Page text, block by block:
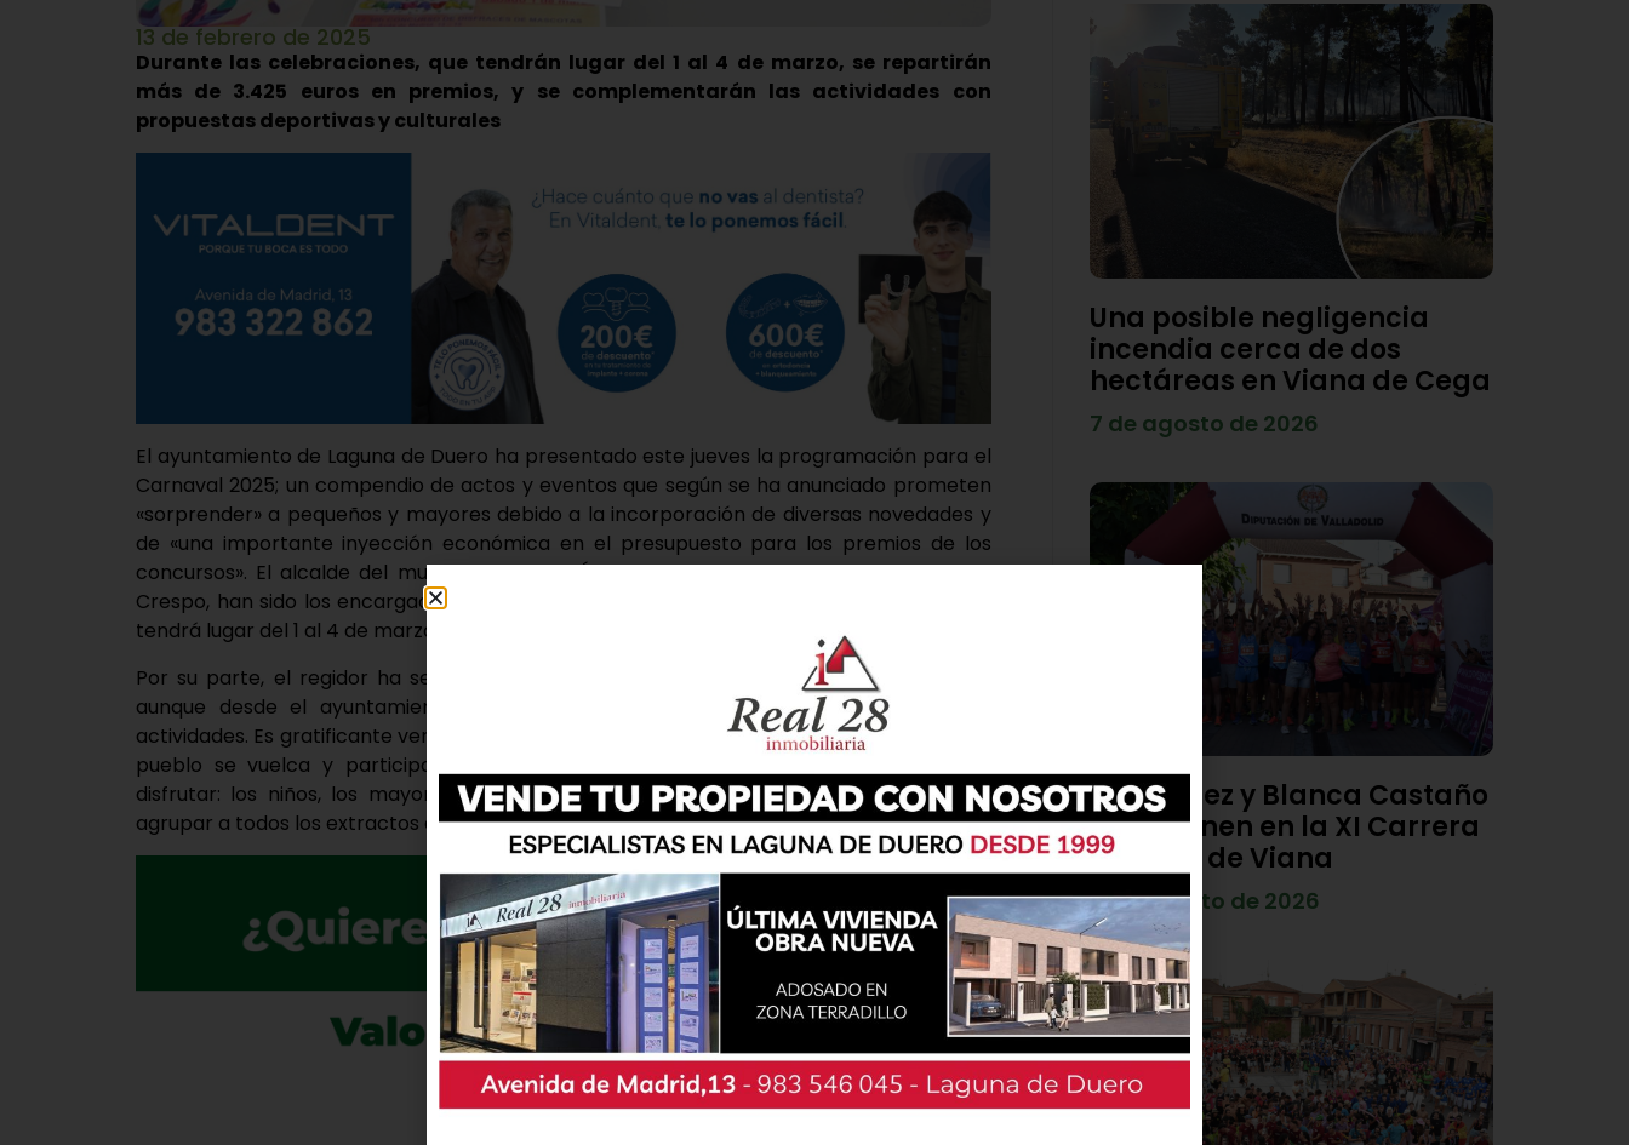
13 de febrero de 2025
Durante las celebraciones, que tendrán lugar del 1 al 4 de marzo, se repartirán
más de 3.425 euros en premios, y se complementarán las actividades con
propuestas deportivas y culturales
El ayuntamiento de Laguna de Duero ha presentado este jueves la programación para el
Carnaval 2025; un compendio de actos y eventos que según se ha anunciado prometen
«sorprender» a pequeños y mayores debido a la incorporación de diversas novedades y
de «una importante inyección económica en el presupuesto para los premios de los
concursos». El alcalde del municipio, Avelino Álvarez, y la concejala de Festejos, Estela
Crespo, han sido los encargados de dar a conocer los detalles de esta celebración que
tendrá lugar del 1 al 4 de marzo.
Por su parte, el regidor ha señalado que «cada año es más difícil superar al anterior,
aunque desde el ayuntamiento siempre intentamos dar un toque novedoso a las
actividades. Es gratificante ver que estas son unas fechas de colaboración, donde todo el
pueblo se vuelca y participa, y en esta ocasión tenemos tres frentes para hacer
disfrutar: los niños, los mayores y, como novedad, las mascotas con la intención de
agrupar a todos los extractos de nuestro pueblo».
Una posible negligencia
incendia cerca de dos
hectáreas en Viana de Cega
7 de agosto de 2026
Diego Díez y Blanca Castaño
se imponen en la XI Carrera
Popular de Viana
4 de agosto de 2026